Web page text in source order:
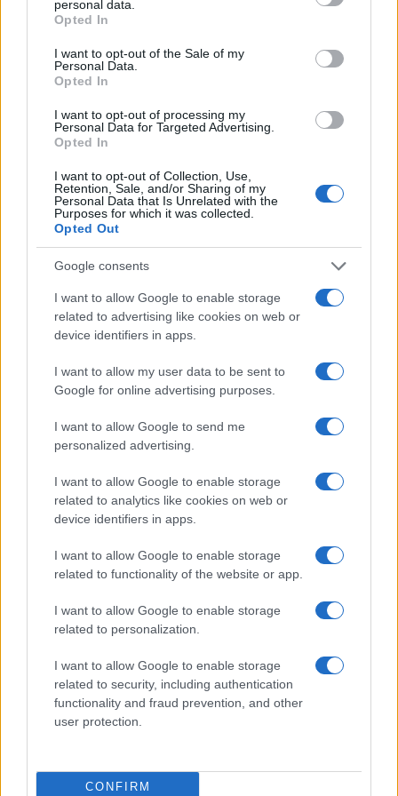
grant or deny consent to Google and its third-party tags to
use your data for below specified purposes in below Google
consent section.
personal data.
Opted In
I want to opt-out of the Sale of my
Personal Data.
Opted In
I want to opt-out of processing my
Personal Data for Targeted Advertising.
Opted In
I want to opt-out of Collection, Use,
Retention, Sale, and/or Sharing of my
Personal Data that Is Unrelated with the
Purposes for which it was collected.
Opted Out
Google consents
I want to allow Google to enable storage
related to advertising like cookies on web or
device identifiers in apps.
I want to allow my user data to be sent to
Google for online advertising purposes.
I want to allow Google to send me
personalized advertising.
I want to allow Google to enable storage
related to analytics like cookies on web or
device identifiers in apps.
I want to allow Google to enable storage
related to functionality of the website or app.
I want to allow Google to enable storage
related to personalization.
I want to allow Google to enable storage
related to security, including authentication
functionality and fraud prevention, and other
user protection.
CONFIRM
l’innovazione. Con chef provenienti da tutto il
mondo che aprono nuovi ristoranti, Berlino ha il
potenziale per diventare una
meta gastronomica
dimenticare le radici e i piatti che hanno segnato la
storia della città. Beck invita a riscoprire i sapori
autentici, a valorizzare i luoghi che raccontano
storie di convivialità e tradizione, affinché la cucina
tedesca possa finalmente ricevere il
riconoscimento che merita.
AUTORE
Redazione